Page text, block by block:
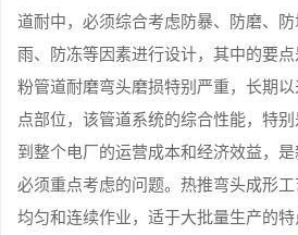
道耐中，必须综合考虑防暴、防磨、
雨、防冻等因素进行设计，其中的要
粉管道耐磨弯头磨损特别严重，长期
点部位，该管道系统的综合性能，特
到整个电厂的运营成本和经济效益，
必须重点考虑的问题。热推弯头成形
均匀和连续作业，适于大批量生产的